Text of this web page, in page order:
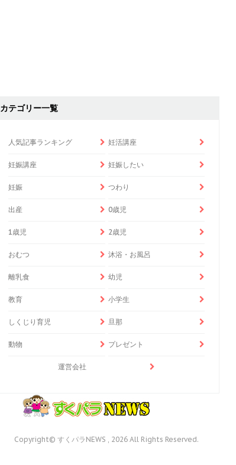
カテゴリー一覧
人気記事ランキング 妊活講座
妊娠講座 妊娠したい
妊娠 つわり
出産 0歳児
1歳児 2歳児
おむつ 沐浴・お風呂
離乳食 幼児
教育 小学生
しくじり育児 旦那
動物 プレゼント
運営会社
Copyright© すくパラNEWS , 2026 All Rights Reserved.